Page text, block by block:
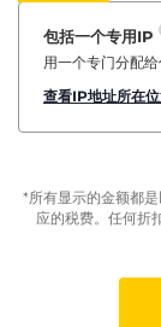
包括一个专用IP
用一个专门分配
查看IP地址所在
*所有显示的金额都
应的税费。任何折